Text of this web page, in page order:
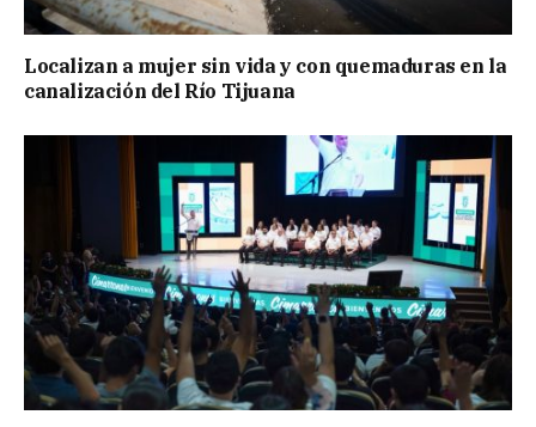
Localizan a mujer sin vida y con quemaduras en la
canalización del Río Tijuana